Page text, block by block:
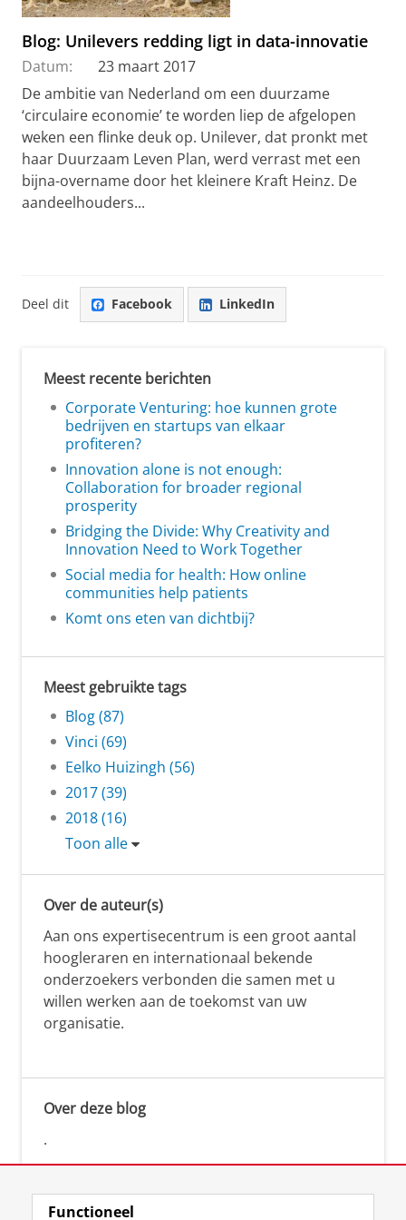
Blog: Unilevers redding ligt in data-innovatie
Datum:
23 maart 2017
De ambitie van Nederland om een duurzame
‘circulaire economie’ te worden liep de afgelopen
weken een flinke deuk op. Unilever, dat pronkt met
haar Duurzaam Leven Plan, werd verrast met een
bijna-overname door het kleinere Kraft Heinz. De
aandeelhouders...
Deel dit Facebook LinkedIn
Meest recente berichten
Corporate Venturing: hoe kunnen grote
bedrijven en startups van elkaar
profiteren?
Innovation alone is not enough:
Collaboration for broader regional
prosperity
Bridging the Divide: Why Creativity and
Innovation Need to Work Together
Social media for health: How online
communities help patients
Komt ons eten van dichtbij?
Meest gebruikte tags
Blog (87)
Vinci (69)
Eelko Huizingh (56)
2017 (39)
2018 (16)
Toon alle
Over de auteur(s)
Aan ons expertisecentrum is een groot aantal
hoogleraren en internationaal bekende
onderzoekers verbonden die samen met u
willen werken aan de toekomst van uw
organisatie.
Over deze blog
.
Functioneel